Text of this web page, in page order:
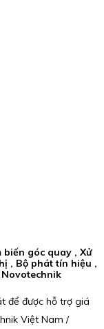
biến góc quay , Xử
, Bộ phát tín hiệu ,
để được hỗ trợ giá
Việt Nam /